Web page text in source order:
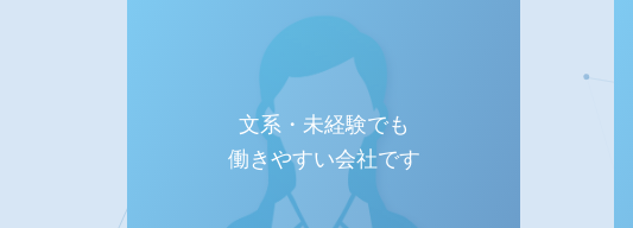
文系・未経験でも
働きやすい会社です